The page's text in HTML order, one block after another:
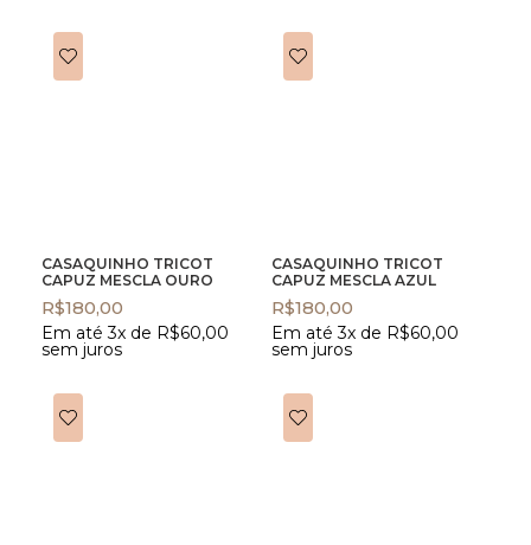
CASAQUINHO TRICOT
CAPUZ MESCLA OURO
R$180,00
Em até 3x de R$60,00
sem juros
CASAQUINHO TRICOT
CAPUZ MESCLA AZUL
R$180,00
Em até 3x de R$60,00
sem juros